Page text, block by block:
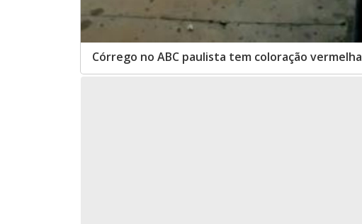
Córrego no ABC paulista tem coloração vermelha